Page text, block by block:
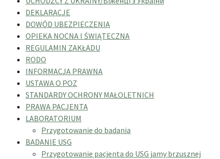
DEKLARACJE
DOWÓD UBEZPIECZENIA
OPIEKA NOCNA I ŚWIĄTECZNA
REGULAMIN ZAKŁADU
RODO
INFORMACJA PRAWNA
USTAWA O POZ
STANDARDY OCHRONY MAŁOLETNICH
PRAWA PACJENTA
LABORATORIUM
Przygotowanie do badania
BADANIE USG
Przygotowanie pacjenta do USG jamy brzusznej